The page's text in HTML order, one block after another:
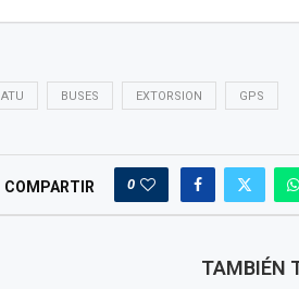
ATU BUSES EXTORSION GPS
COMPARTIR 0
TAMBIÉN